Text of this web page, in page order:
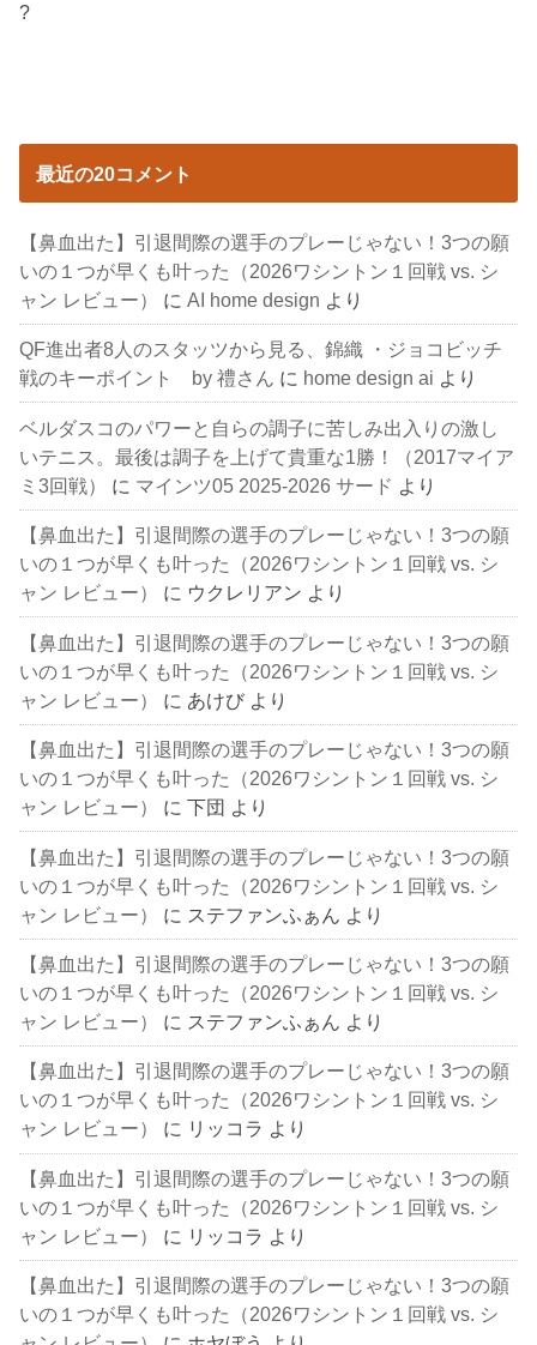
?
最近の20コメント
【鼻血出た】引退間際の選手のプレーじゃない！3つの願
いの１つが早くも叶った（2026ワシントン１回戦 vs. シ
ャン レビュー）
にAI home design より
QF進出者8人のスタッツから見る、錦織 ・ジョコビッチ
戦のキーポイント by 禮さん に home design ai より
ベルダスコのパワーと自らの調子に苦しみ出入りの激し
いテニス。最後は調子を上げて貴重な1勝！（2017マイア
ミ3回戦）
に マインツ05 2025-2026 サード より
【鼻血出た】引退間際の選手のプレーじゃない！3つの願
いの１つが早くも叶った（2026ワシントン１回戦 vs. シ
ャン レビュー）
に ウクレリアン より
【鼻血出た】引退間際の選手のプレーじゃない！3つの願
いの１つが早くも叶った（2026ワシントン１回戦 vs. シ
ャン レビュー）
に あけび より
【鼻血出た】引退間際の選手のプレーじゃない！3つの願
いの１つが早くも叶った（2026ワシントン１回戦 vs. シ
ャン レビュー）
に下団 より
【鼻血出た】引退間際の選手のプレーじゃない！3つの願
いの１つが早くも叶った（2026ワシントン１回戦 vs. シ
ャン レビュー）
に ステファンふぁん より
【鼻血出た】引退間際の選手のプレーじゃない！3つの願
いの１つが早くも叶った（2026ワシントン１回戦 vs. シ
ャン レビュー）
に ステファンふぁん より
【鼻血出た】引退間際の選手のプレーじゃない！3つの願
いの１つが早くも叶った（2026ワシントン１回戦 vs. シ
ャン レビュー）
に リッコラ より
【鼻血出た】引退間際の選手のプレーじゃない！3つの願
いの１つが早くも叶った（2026ワシントン１回戦 vs. シ
ャン レビュー）
に リッコラ より
【鼻血出た】引退間際の選手のプレーじゃない！3つの願
いの１つが早くも叶った（2026ワシントン１回戦 vs. シ